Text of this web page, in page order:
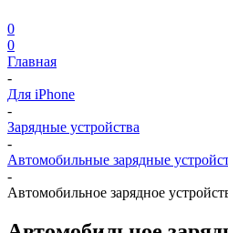
0
0
Главная
-
Для iPhone
-
Зарядные устройства
-
Автомобильные зарядные
-
Автомобильное зарядное